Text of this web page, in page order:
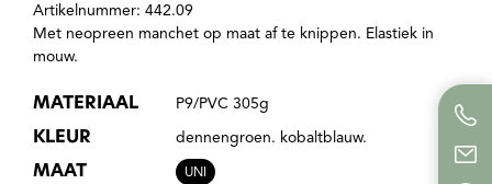
Artikelnummer: 442.09
Met neopreen manchet op maat af te knippen. Elastiek in
mouw.
MATERIAAL P9/PVC 305g
KLEUR dennengroen. kobaltblauw.
MAAT UNI